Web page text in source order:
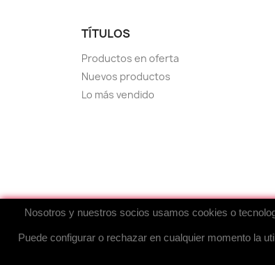
TÍTULOS
Productos en oferta
Nuevos productos
Lo más vendido
Nosotros y nuestros socios usamos cookies o
Puede configurar o rechazar en cualquier momento la